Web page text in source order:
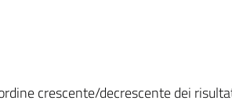
crescente/decrescente dei